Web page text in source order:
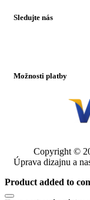
Sledujte nás
Možnosti platby
Copyright ©
Úprava dizajnu a
Product added to